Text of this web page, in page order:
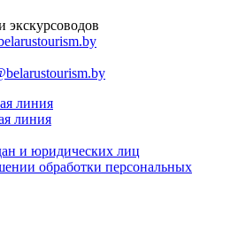
экскурсоводов
линия
линия
и юридических лиц
обработки персональных